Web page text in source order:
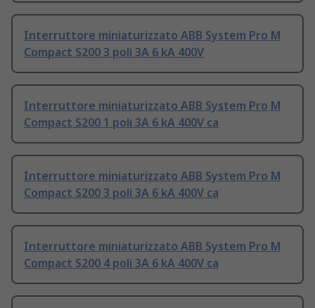
Interruttore miniaturizzato ABB System Pro M
Compact S200 3 poli 3A 6 kA 400V
Interruttore miniaturizzato ABB System Pro M
Compact S200 1 poli 3A 6 kA 400V ca
Interruttore miniaturizzato ABB System Pro M
Compact S200 3 poli 3A 6 kA 400V ca
Interruttore miniaturizzato ABB System Pro M
Compact S200 4 poli 3A 6 kA 400V ca